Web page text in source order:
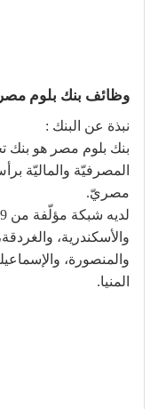
وظائف بنك بلوم مصر
نبذة عن البنك :
بنك بلوم مصر هو بنك
مصريّ.
والأسكندرية،
والمنصورة،
المنيا.